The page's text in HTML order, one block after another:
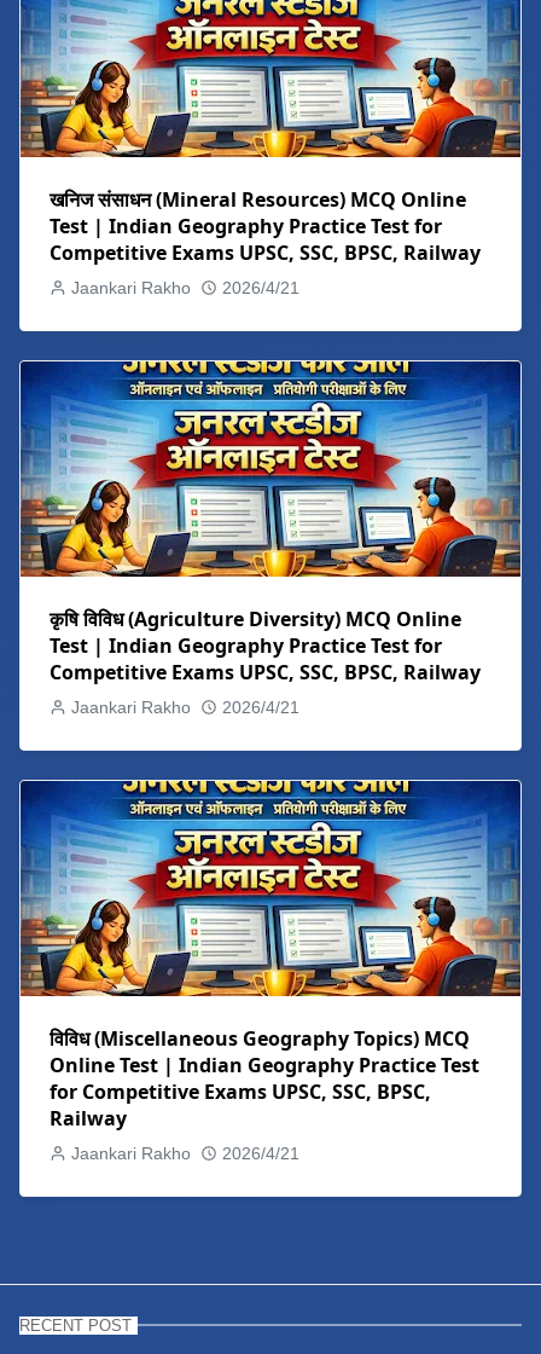
खनिज संसाधन (Mineral Resources) MCQ Online
Test | Indian Geography Practice Test for
Competitive Exams UPSC, SSC, BPSC, Railway
Jaankari Rakho 2026/4/21
कृषि विविध (Agriculture Diversity) MCQ Online
Test | Indian Geography Practice Test for
Competitive Exams UPSC, SSC, BPSC, Railway
Jaankari Rakho 2026/4/21
विविध (Miscellaneous Geography Topics) MCQ
Online Test | Indian Geography Practice Test
for Competitive Exams UPSC, SSC, BPSC,
Railway
Jaankari Rakho 2026/4/21
RECENT POST